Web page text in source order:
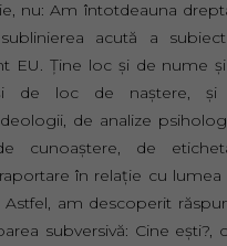
nu: Am întotdeauna
acută a
EU. Ţine loc şi de nume
şi de loc de naştere, şi
de analize
cunoaştere, de
în relaţie cu lumea
am descoperit
subversivă: Cine eşti?,